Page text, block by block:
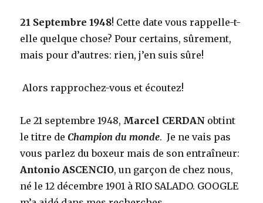
de
Dynamite ».
21 Septembre 1948! Cette date vous rappelle-t-
elle quelque chose? Pour certains, sûrement,
mais pour d’autres: rien, j’en suis sûre!
Alors rapprochez-vous et écoutez!
Le 21 septembre 1948, Marcel CERDAN obtint
le titre deChampion du monde. Je ne vais pas
vous parlez du boxeur mais de son entraîneur:
Antonio ASCENCIO, un garçon de chez nous,
né le 12 décembre 1901 à RIO SALADO. GOOGLE